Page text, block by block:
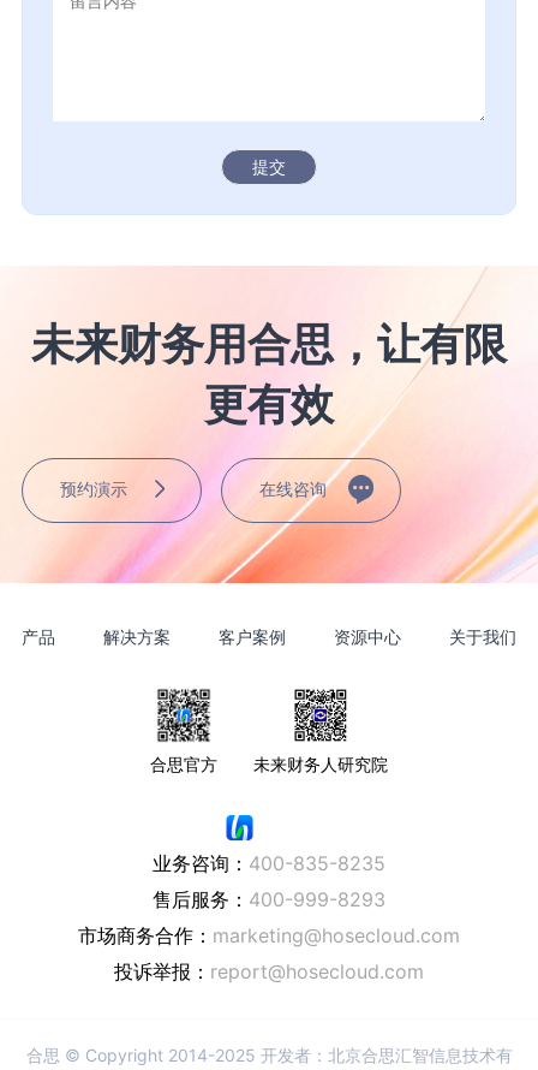
提交
未来财务用合思，让有限
更有效
预约演示 在线咨询
产品 解决方案 客户案例 资源中心 关于我们
合思官方 未来财务人研究院
业务咨询： 400-835-8235
售后服务： 400-999-8293
市场商务合作： marketing@hosecloud.com
投诉举报： report@hosecloud.com
合思 © Copyright 2014-2025 开发者：北京合思汇智信息技术有